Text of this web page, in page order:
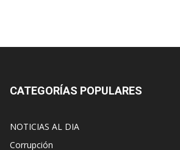
CATEGORÍAS POPULARES
NOTICIAS AL DIA
Corrupción